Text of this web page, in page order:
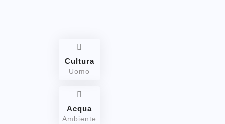
Cultura
Uomo
Acqua
Ambiente